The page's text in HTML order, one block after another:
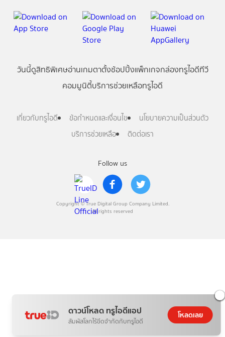
ดาวน์โหลด ทรูไอดีแอป
สัมผัสโลกไร้ขีดจำกัดกับทรูไอดี
โหลดเลย
Follow us
Copyright © True Digital Group Company Limited.
All rights reserved
วันนี้ดูสิทธิพิเศษอ่านเกมตาตั้งช้อปปิ้งแพ็กเกจกล่องทรูไอดีทีวี
คอมมูนิตี้บริการช่วยเหลือทรูไอดี
เกี่ยวกับทรูไอดี ข้อกำหนดและเงื่อนไข
นโยบายความเป็นส่วนตัว
บริการช่วยเหลือ
ติดต่อเรา